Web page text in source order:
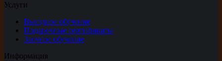
Услуги
Выездное обучение
Подарочные сертификаты
Заочное обучение
Информация